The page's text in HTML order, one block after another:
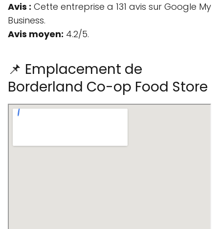
Avis : Cette entreprise a 131 avis sur Google My
Business.
Avis moyen: 4.2/5.
📌 Emplacement de
Borderland Co-op Food Store